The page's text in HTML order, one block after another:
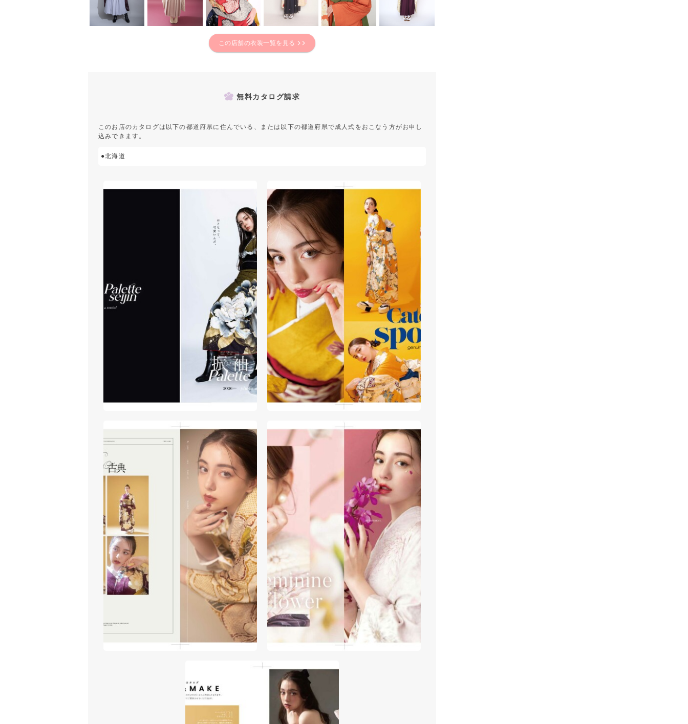
この店舗の衣装一覧を見る
無料カタログ請求
このお店のカタログは以下の都道府県に住んでいる、または以下の都道府県で成人式をおこなう方がお申し
込みできます。
●北海道